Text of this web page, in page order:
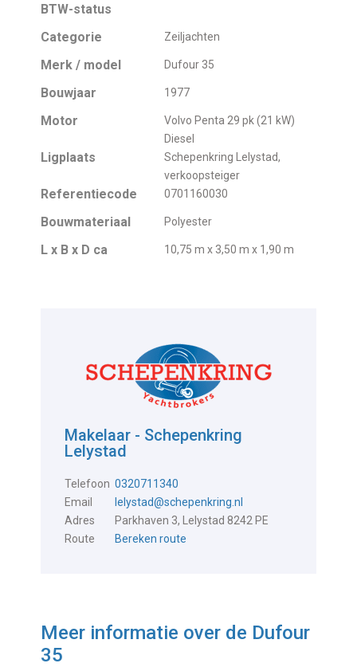
BTW-status
Categorie
Zeiljachten
Merk / model Dufour 35
Bouwjaar 1977
Motor
Volvo Penta 29 pk (21 kW)
Diesel
Ligplaats
Schepenkring Lelystad,
verkoopsteiger
Referentiecode 0701160030
Bouwmateriaal Polyester
L x B x D ca 10,75 m x 3,50 m x 1,90 m
Makelaar - Schepenkring
Lelystad
Telefoon 0320711340
Email
lelystad@schepenkring.nl
Adres
Parkhaven 3, Lelystad 8242 PE
Route
Bereken route
Meer informatie over de Dufour
35